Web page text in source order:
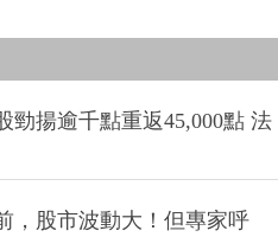
勁揚逾千點重返45,000點 法
，股市波動大！但專家呼